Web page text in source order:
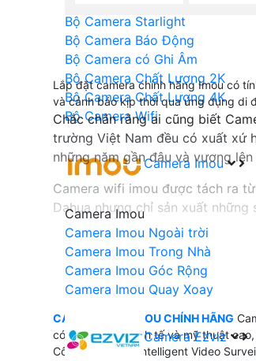
Bộ Camera Starlight
Bộ Camera Báo Động
Bộ Camera có Ghi Âm
Bộ Camera Chất Lượng 2K
Bộ Camera Chất Lượng 4K
Bộ Camera Wifi
Camera Imou
Camera Imou
Camera Imou Ngoài trời
Camera Imou Trong Nhà
Camera Imou Góc Rộng
Camera Imou Quay Xoay
Camera Ezviz
Lắp đặt camera chính hãng Imou có
và cảnh báo kịp thời qua ứng dụng di
Chắc chắn rằng ai cũng biết
trường Việt Nam đều có xuất xứ
những năm gần đâu và vương
Camera wifi imou được tách ra
Dahua nhưng chỉ sản xuất
Camera wifi imou dễ dàng cài
Imou cài đặt giám sát trên điện
CAMERA WIFI IMOU
👍 camer wifi imou được xem
CAMERA WIFI IMOU CHÍNH HÃNG
có thiết kết rất tinh tế và mỹ thuật
Công nghệ IVS (Intelligent Video